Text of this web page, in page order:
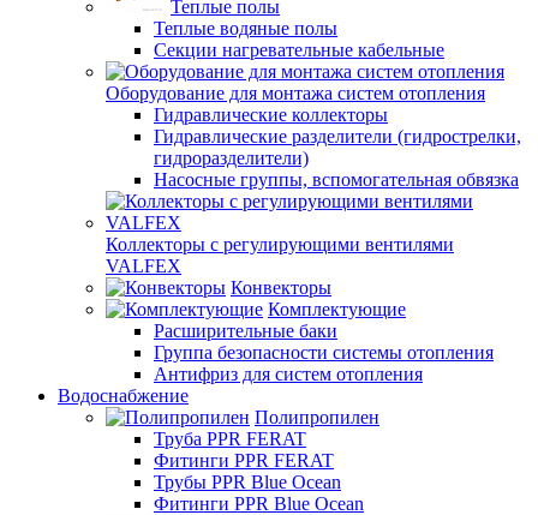
Теплые полы
Теплые водяные полы
Секции нагревательные кабельные
Оборудование для монтажа систем отопления
Гидравлические коллекторы
Гидравлические разделители (гидрострелки,
гидроразделители)
Насосные группы, вспомогательная обвязка
Коллекторы с регулирующими вентилями
VALFEX
Конвекторы
Комплектующие
Расширительные баки
Группа безопасности системы отопления
Антифриз для систем отопления
Водоснабжение
Полипропилен
Труба PPR FERAT
Фитинги PPR FERAT
Трубы PPR Blue Ocean
Фитинги PPR Blue Ocean